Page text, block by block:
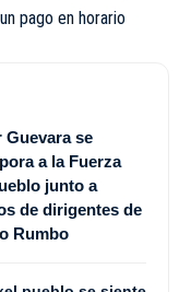
pago en horario
Guevara se
a la Fuerza
junto a
de dirigentes de
Rumbo